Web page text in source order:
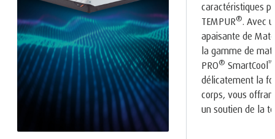
caractéristiques
TEMPUR®. Avec
apaisante de
la gamme de
PRO® SmartCool ™
délicatement la
corps, vous
un soutien de la